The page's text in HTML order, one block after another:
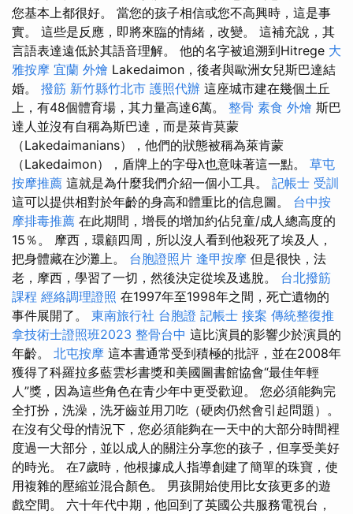
您基本上都很好。 當您的孩子相信或您不高興時，這是事
實。 這些是反應，即將來臨的情緒，改變。 這補充說，其
言語表達遠低於其語音理解。 他的名字被追溯到Hitrege 大
雅按摩 宜蘭 外燴 Lakedaimon，後者與歐洲女兒斯巴達結
婚。 撥筋 新竹縣竹北市 護照代辦 這座城市建在幾個土丘
上，有48個體育場，其力量高達6萬。 整骨 素食 外燴 斯巴
達人並沒有自稱為斯巴達，而是萊肯莫蒙
（Lakedaimanians），他們的狀態被稱為萊肯蒙
（Lakedaimon），盾牌上的字母λ也意味著這一點。 草屯
按摩推薦 這就是為什麼我們介紹一個小工具。 記帳士 受訓
這可以提供相對於年齡的身高和體重比的信息圖。 台中按
摩排毒推薦 在此期間，增長的增加約佔兒童/成人總高度的
15％。 摩西，環顧四周，所以沒人看到他殺死了埃及人，
把身體藏在沙灘上。 台胞證照片 逢甲按摩 但是很快，法
老，摩西，學習了一切，然後決定從埃及逃脫。 台北撥筋
課程 經絡調理證照 在1997年至1998年之間，死亡遺物的
事件展開了。 東南旅行社 台胞證 記帳士 接案 傳統整復推
拿技術士證照班2023 整骨台中 這比演員的影響少於演員的
年齡。 北屯按摩 這本書通常受到積極的批評，並在2008年
獲得了科羅拉多藍雲杉書獎和美國圖書館協會“最佳年輕
人”獎，因為這些角色在青少年中更受歡迎。 您必須能夠完
全打扮，洗澡，洗牙齒並用刀吃（硬肉仍然會引起問題）。
在沒有父母的情況下，您必須能夠在一天中的大部分時間裡
度過一大部分，並以成人的關注分享您的孩子，但享受美好
的時光。 在7歲時，他根據成人指導創建了簡單的珠寶，使
用複雜的壓縮並混合顏色。 男孩開始使用比女孩更多的遊
戲空間。 六十年代中期，他回到了英國公共服務電視台，